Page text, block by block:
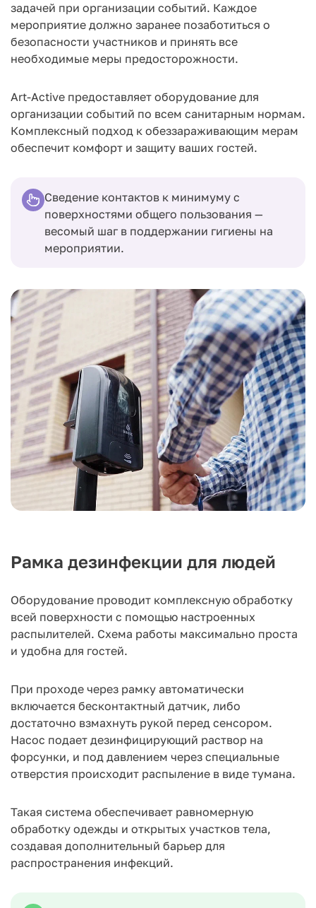
задачей при организации событий. Каждое
мероприятие должно заранее позаботиться о
безопасности участников и принять все
необходимые меры предосторожности.
Art-Active предоставляет оборудование для
организации событий по всем санитарным нормам.
Комплексный подход к обеззараживающим мерам
обеспечит комфорт и защиту ваших гостей.
Сведение контактов к минимуму с
поверхностями общего пользования —
весомый шаг в поддержании гигиены на
мероприятии.
Рамка дезинфекции для людей
Оборудование проводит комплексную обработку
всей поверхности с помощью настроенных
распылителей. Схема работы максимально проста
и удобна для гостей.
При проходе через рамку автоматически
включается бесконтактный датчик, либо
достаточно взмахнуть рукой перед сенсором.
Насос подает дезинфицирующий раствор на
форсунки, и под давлением через специальные
отверстия происходит распыление в виде тумана.
Такая система обеспечивает равномерную
обработку одежды и открытых участков тела,
создавая дополнительный барьер для
распространения инфекций.